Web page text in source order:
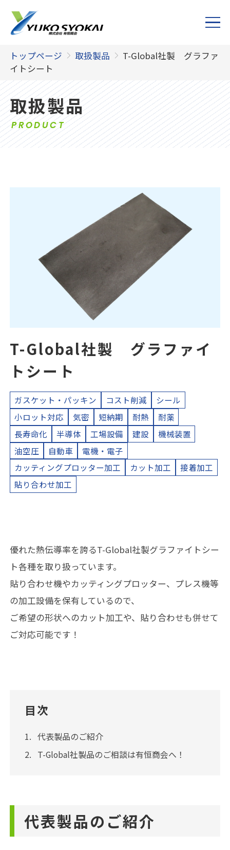
トップページ 取扱製品
T-Global社製 グラファ
イトシート
取扱製品
PRODUCT
T-Global社製 グラファイ
トシート
ガスケット・パッキン コスト削減
シール
小ロット対応
気密 短納期 耐熱
耐薬
長寿命化
半導体 工場設備 建設
機械装置
油空圧
自動車
電機・電子
カッティングプロッター加工
カット加工
接着加工
貼り合わせ加工
優れた熱伝導率を誇るT-Global社製グラファイトシー
ト各種を取り扱っています。
貼り合わせ機やカッティングプロッター、プレス機等
の加工設備を保有しているので、
ご希望の形状へのカット加工や、貼り合わせも併せて
ご対応可能です！
目次
代表製品のご紹介
T-Global社製品のご相談は有恒商会へ！
代表製品のご紹介